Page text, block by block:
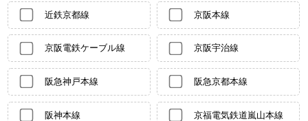
近鉄京都線 京阪本線
京阪電鉄ケーブル線 京阪宇治線
阪急神戸本線 阪急京都本線
阪神本線 京福電気鉄道嵐山本線